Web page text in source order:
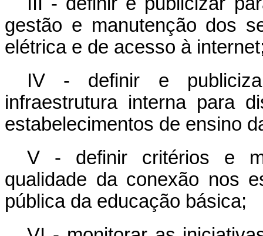
gestão e manutenção dos
elétrica e de acesso à
IV - definir e
infraestrutura interna para
estabelecimentos de ensino
V - definir critérios e
qualidade da conexão nos
pública da educação básica;